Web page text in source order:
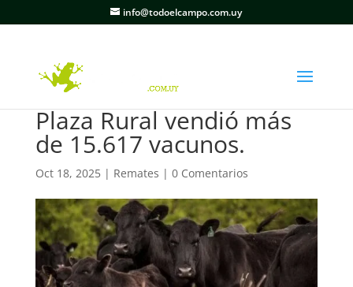
info@todoelcampo.com.uy
Plaza Rural vendió más
de 15.617 vacunos.
Oct 18, 2025| Remates | 0 Comentarios